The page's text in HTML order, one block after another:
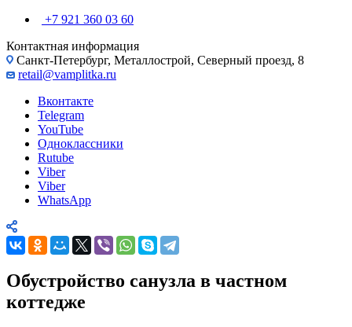
+7 921 360 03 60
Контактная информация
Санкт-Петербург, Металлострой, Северный проезд, 8
retail@vamplitka.ru
Вконтакте
Telegram
YouTube
Одноклассники
Rutube
Viber
Viber
WhatsApp
Обустройство санузла в частном
коттедже